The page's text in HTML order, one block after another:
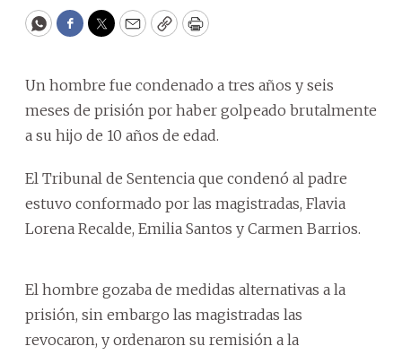
WhatsApp
Facebook
Twitter
EmailCopyPrint
Un hombre fue condenado a tres años y seis
meses de prisión por haber golpeado brutalmente
a su hijo de 10 años de edad.
El Tribunal de Sentencia que condenó al padre
estuvo conformado por las magistradas, Flavia
Lorena Recalde, Emilia Santos y Carmen Barrios.
El hombre gozaba de medidas alternativas a la
prisión, sin embargo las magistradas las
revocaron, y ordenaron su remisión a la